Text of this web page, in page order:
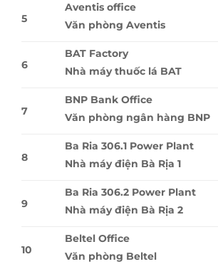
5
Aventis office
Văn phòng Aventis
6
BAT Factory
Nhà máy thuốc lá BAT
7
BNP Bank Office
Văn phòng ngân hàng BNP
8
Ba Ria 306.1 Power Plant
Nhà máy điện Bà Rịa 1
9
Ba Ria 306.2 Power Plant
Nhà máy điện Bà Rịa 2
10
Beltel Office
Văn phòng Beltel